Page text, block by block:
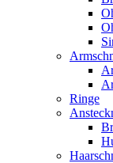
Ringe